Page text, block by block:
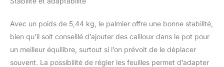
Avec un poids de 5,44 kg, le palmier offre une bonne stabilité,
bien qu’il soit conseillé d’ajouter des cailloux dans le pot pour
un meilleur équilibre, surtout si l’on prévoit de le déplacer
souvent. La possibilité de régler les feuilles permet d’adapter